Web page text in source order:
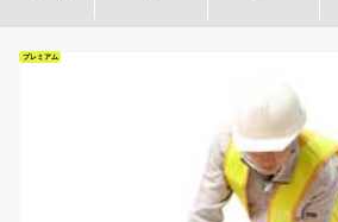
プレミアム